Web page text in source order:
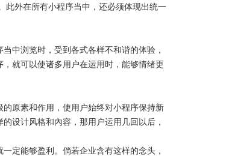
此外在所有小程序当中，还必须体现出统一
中浏览时，受到各式各样不和谐的体验，
就可以使诸多用户在运用时，能够情绪更
原素和作用，使用户始终对小程序保持新
设计风格和內容，那用户运用几回以后，
定能够盈利。倘若企业含有这样的念头，